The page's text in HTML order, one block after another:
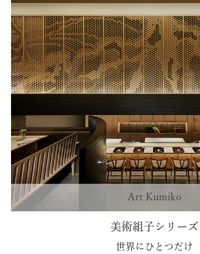
Art Kumiko
美術組子シリーズ
世界にひとつだけ